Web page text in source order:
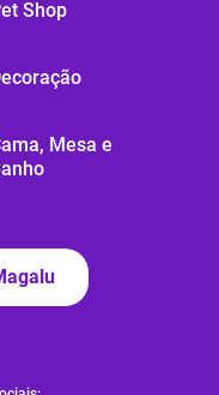
Shop
Mesa e